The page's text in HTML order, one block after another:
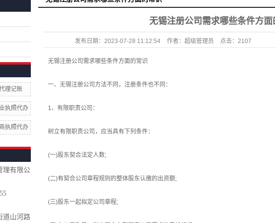
理记账
执照代办
执照代办
理有限公
道山河路
无锡注册公司​需求哪些条件方面
发布日期： 2023-07-28 11:12:54 作者： 超级管理员 点击： 2107
无锡注册公司需求哪些条件方面的常识
一、无锡注册公司方法不同，注册条件也不同：
1、有限职责公司：
树立有限职责公司，应当具有下列条件：
(一)股东契合法定人数;
(二)有契合公司章程规则的整体股东认缴的出资额;
(三)股东一起拟定公司章程;